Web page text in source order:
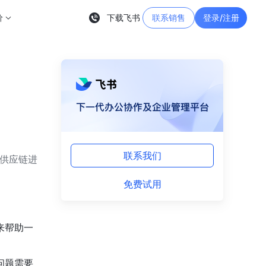
下载飞书 联系销售 登录/注册
联系我们
免费试用
应链进
帮助一
题需要